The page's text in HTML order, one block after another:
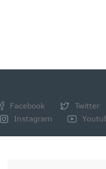
Facebook Twitter
Instagram